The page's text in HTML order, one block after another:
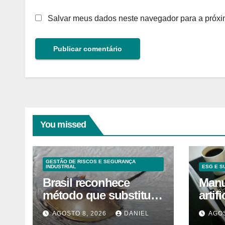
Salvar meus dados neste navegador para a
You missed
GESTÃO DE RISCOS E SEGURANÇA
INDUSTRIAL
Brasil reconhece
método que substitui
uso de sangue de
caranguejo-ferradura
AGOSTO 8, 2026 DANIEL
ESG E